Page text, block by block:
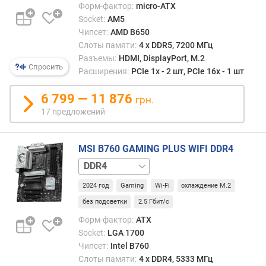
ш
и
н
а
D
D
R
4
(
с
л
о
т
(
о
Спросить
Форм-фактор: micro-ATX
Socket: AM5
Чипсет: AMD B650
Слоты памяти: 4 х DDR5, 7200 МГц
Разъемы: HDMI, DisplayPort, M.2
Расширения: PCIe 1x - 2 шт, PCIe 16x - 1 шт
6 799 — 11 876 грн.
17 предложений
MSI B760 GAMING PLUS WIFI DDR4
DDR5
2024 год Gaming Wi-Fi охлаждение M.2
без подсветки 2.5 Гбит/с
Форм-фактор: ATX
Socket: LGA 1700
Чипсет: Intel B760
Слоты памяти: 4 х DDR4, 5333 МГц